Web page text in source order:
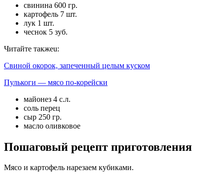
свинина 600 гр.
картофель 7 шт.
лук 1 шт.
чеснок 5 зуб.
Читайте такжеu:
Свиной окорок, запеченный целым куском
Пулькоги — мясо по-корейски
майонез 4 с.л.
соль перец
сыр 250 гр.
масло оливковое
Пошаговый рецепт приготовления
Мясо и картофель нарезаем кубиками.